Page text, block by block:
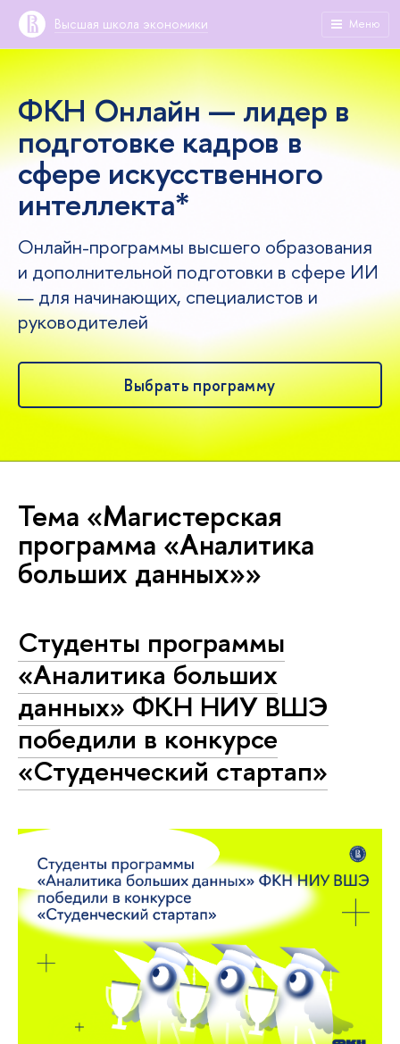
Высшая школа экономики Меню
ФКН Онлайн — лидер в
подготовке кадров в
сфере искусственного
интеллекта*
Онлайн-программы высшего образования
и дополнительной подготовки в сфере ИИ
— для начинающих, специалистов и
руководителей
Выбрать программу
Тема «Магистерская
программа «Аналитика
больших данных»»
Студенты программы
«Аналитика больших
данных» ФКН НИУ ВШЭ
победили в конкурсе
«Студенческий стартап»